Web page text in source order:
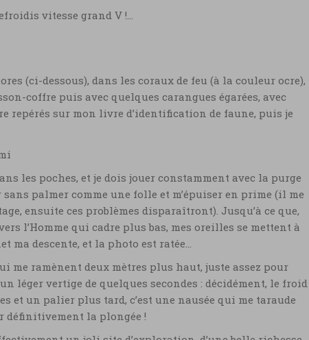
vitesse grand V !…
(ci-dessous), dans les coraux de feu (à la couleur ocre),
coffre puis avec quelques carangues égarées, avec
repérés sur mon livre d’identification de faune, puis je
les poches, et je dois jouer constamment avec la purge
palmer comme une folle et m’épuiser en prime (il me
ensuite ces problèmes disparaîtront). Jusqu’à ce que,
l’Homme qui cadre plus bas, mes oreilles se mettent à
ma descente, et la photo est ratée…
me ramènent deux mètres plus haut, juste assez pour
léger vertige de quelques secondes : décidément, le froid
et un palier plus tard, c’est une nausée qui me taraude
définitivement la plongée !